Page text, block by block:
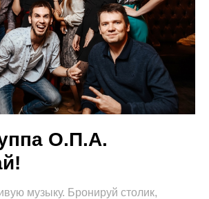
О.П.А.
музыку. Бронируй столик,